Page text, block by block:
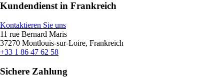
Kundendienst in Frankreich
Kontaktieren Sie uns
11 rue Bernard Maris
37270 Montlouis-sur-Loire, Frankreich
+33 1 86 47 62 58
Sichere Zahlung